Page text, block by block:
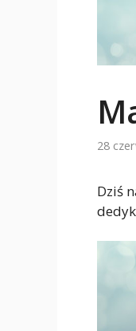
28
Dziś